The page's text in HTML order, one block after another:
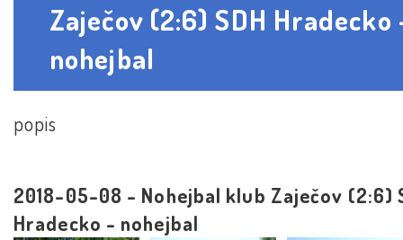
Zaječov (2:6) SDH Hradecko
nohejbal
popis
2018-05-08 - Nohejbal klub Zaječov (2:6)
Hradecko - nohejbal